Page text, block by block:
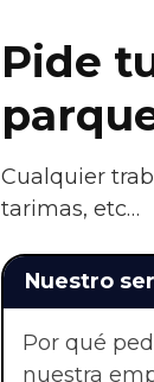
Pide
Cualquier
tarimas, etc…
Nuestro
Por qué
nuestra